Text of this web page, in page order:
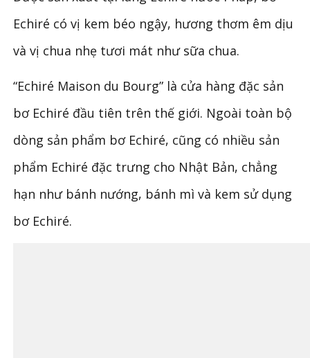
Echiré có vị kem béo ngậy, hương thơm êm dịu
và vị chua nhẹ tươi mát như sữa chua.
“Echiré Maison du Bourg” là cửa hàng đặc sản
bơ Echiré đầu tiên trên thế giới. Ngoài toàn bộ
dòng sản phẩm bơ Echiré, cũng có nhiều sản
phẩm Echiré đặc trưng cho Nhật Bản, chẳng
hạn như bánh nướng, bánh mì và kem sử dụng
bơ Echiré.